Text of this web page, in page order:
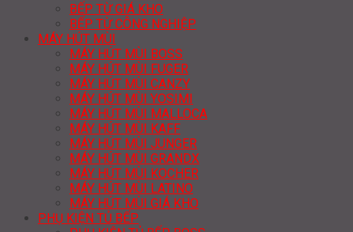
BẾP TỪ GIÁ KHO
BẾP TỪ CÔNG NGHIỆP
MÁY HÚT MÙI
MÁY HÚT MÙI BOSS
MÁY HÚT MÙI FUGER
MÁY HÚT MÙI CANZY
MÁY HÚT MÙI YOSIMI
MÁY HÚT MÙI MALLOCA
MÁY HÚT MÙI KAFF
MÁY HÚT MÙI JUNGER
MÁY HÚT MÙI GRANDX
MÁY HÚT MÙI KOCHER
MÁY HÚT MÙI LATINO
MÁY HÚT MÙI GIÁ KHO
PHỤ KIỆN TỦ BẾP